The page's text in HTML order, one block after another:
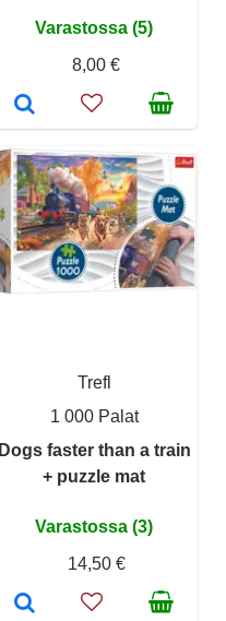
Varastossa (5)
8,00 €
Trefl
1 000 Palat
Dogs faster than a train
+ puzzle mat
Varastossa (3)
14,50 €